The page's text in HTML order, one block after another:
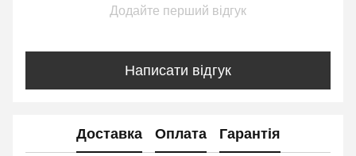
Додайте перший відгук
Написати відгук
Доставка Оплата Гарантія